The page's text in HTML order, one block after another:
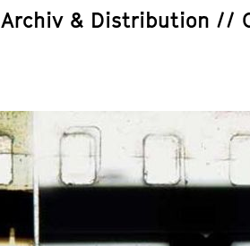
Archiv & Distribution